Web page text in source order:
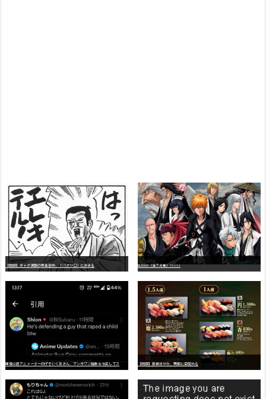
【朗報】ギャグ漫画の最高傑作、「パタリロ」に決まる BLEACH（全７４巻）?!!!!!
【朗報】美樹さやか、愛国に目覚める